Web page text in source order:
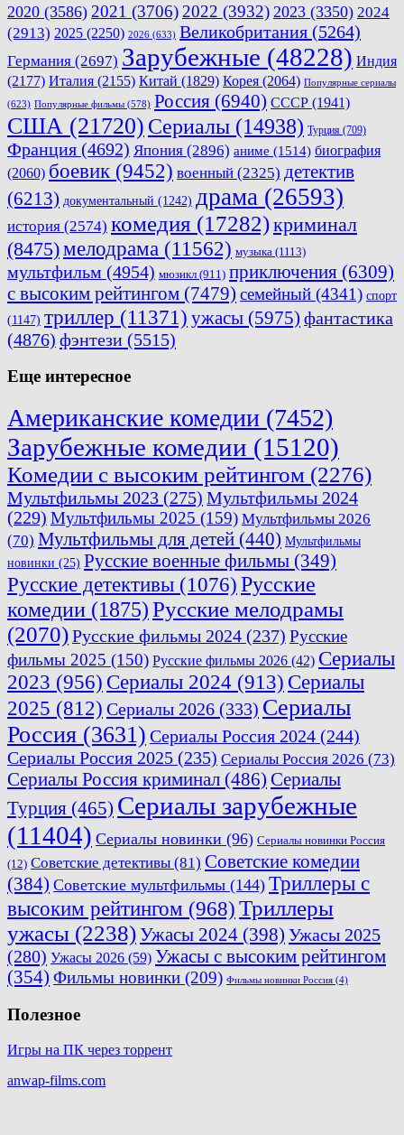
2020 (3586) 2021 (3706) 2022 (3932) 2023 (3350) 2024
(2913) 2025 (2250) 2026 (633) Великобритания (5264)
Германия (2697) Зарубежные (48228) Индия
(2177) Италия (2155) Китай (1829) Корея (2064) Популярные сериалы
(623) Популярные фильмы (578) Россия (6940) СССР (1941)
США (21720) Сериалы (14938) Турция (709)
Франция (4692) Япония (2896) аниме (1514) биография
(2060) боевик (9452) военный (2325) детектив
(6213) документальный (1242) драма (26593)
история (2574) комедия (17282)криминал
(8475)мелодрама (11562) музыка (1113)
мультфильм (4954) мюзикл (911) приключения (6309)
с высоким рейтингом (7479) семейный (4341) спорт
(1147) триллер (11371) ужасы (5975) фантастика
(4876) фэнтези (5515)
Еще интересное
Американские комедии (7452)
Зарубежные комедии (15120)
Комедии с высоким рейтингом (2276)
Мультфильмы 2023 (275) Мультфильмы 2024
(229) Мультфильмы 2025 (159) Мультфильмы 2026
(70) Мультфильмы для детей (440) Мультфильмы
новинки (25) Русские военные фильмы (349)
Русские детективы (1076)Русские
комедии (1875)Русские мелодрамы
(2070)Русские фильмы 2024 (237) Русские
фильмы 2025 (150) Русские фильмы 2026 (42) Сериалы
2023 (956) Сериалы 2024 (913) Сериалы
2025 (812) Сериалы 2026 (333) Сериалы
Россия (3631) Сериалы Россия 2024 (244)
Сериалы Россия 2025 (235) Сериалы Россия 2026 (73)
Сериалы Россия криминал (486) Сериалы
Турция (465) Сериалы зарубежные
(11404) Сериалы новинки (96) Сериалы новинки Россия
(12) Советские детективы (81) Советские комедии
(384) Советские мультфильмы (144) Триллеры с
высоким рейтингом (968) Триллеры
ужасы (2238)Ужасы 2024 (398) Ужасы 2025
(280) Ужасы 2026 (59) Ужасы с высоким рейтингом
(354) Фильмы новинки (209) Фильмы новинки Россия (4)
Полезное
Игры на ПК через торрент
anwap-films.com